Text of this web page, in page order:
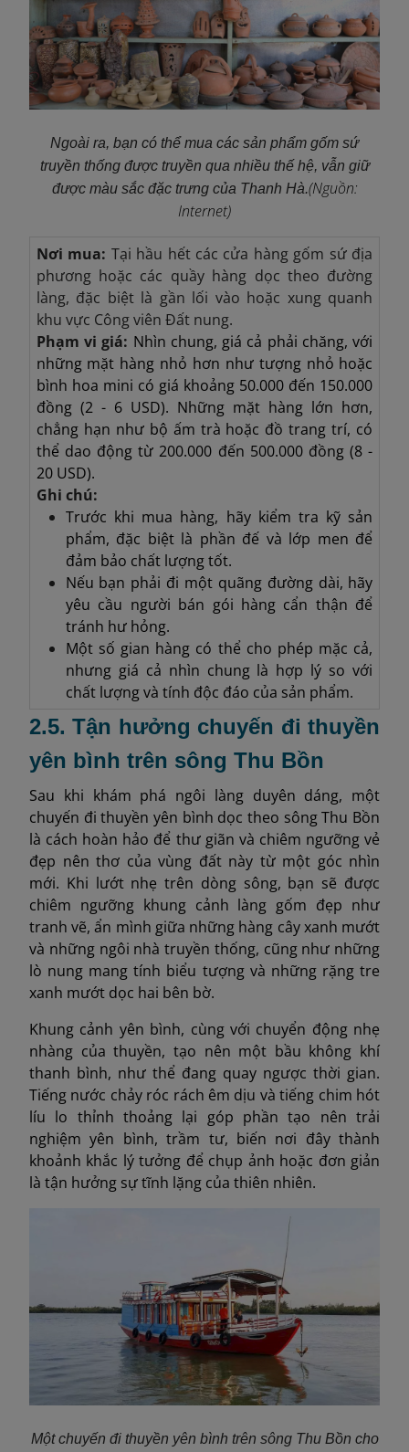
Ngoài ra, bạn có thể mua các sản phẩm gốm sứ
truyền thống được truyền qua nhiều thế hệ, vẫn giữ
được màu sắc đặc trưng của Thanh Hà.(Nguồn:
Internet)
Nơi mua: Tại hầu hết các cửa hàng gốm sứ địa
phương hoặc các quầy hàng dọc theo đường
làng, đặc biệt là gần lối vào hoặc xung quanh
khu vực Công viên Đất nung.
Phạm vi giá: Nhìn chung, giá cả phải chăng, với
những mặt hàng nhỏ hơn như tượng nhỏ hoặc
bình hoa mini có giá khoảng 50.000 đến 150.000
đồng (2 - 6 USD). Những mặt hàng lớn hơn,
chẳng hạn như bộ ấm trà hoặc đồ trang trí, có
thể dao động từ 200.000 đến 500.000 đồng (8 -
20 USD).
Ghi chú:
Trước khi mua hàng, hãy kiểm tra kỹ sản
phẩm, đặc biệt là phần đế và lớp men để
đảm bảo chất lượng tốt.
Nếu bạn phải đi một quãng đường dài, hãy
yêu cầu người bán gói hàng cẩn thận để
tránh hư hỏng.
Một số gian hàng có thể cho phép mặc cả,
nhưng giá cả nhìn chung là hợp lý so với
chất lượng và tính độc đáo của sản phẩm.
2.5. Tận hưởng chuyến đi thuyền
yên bình trên sông Thu Bồn
Sau khi khám phá ngôi làng duyên dáng, một
chuyến đi thuyền yên bình dọc theo sông Thu Bồn
là cách hoàn hảo để thư giãn và chiêm ngưỡng vẻ
đẹp nên thơ của vùng đất này từ một góc nhìn
mới. Khi lướt nhẹ trên dòng sông, bạn sẽ được
chiêm ngưỡng khung cảnh làng gốm đẹp như
tranh vẽ, ẩn mình giữa những hàng cây xanh mướt
và những ngôi nhà truyền thống, cũng như những
lò nung mang tính biểu tượng và những rặng tre
xanh mướt dọc hai bên bờ.
Khung cảnh yên bình, cùng với chuyển động nhẹ
nhàng của thuyền, tạo nên một bầu không khí
thanh bình, như thể đang quay ngược thời gian.
Tiếng nước chảy róc rách êm dịu và tiếng chim hót
líu lo thỉnh thoảng lại góp phần tạo nên trải
nghiệm yên bình, trầm tư, biến nơi đây thành
khoảnh khắc lý tưởng để chụp ảnh hoặc đơn giản
là tận hưởng sự tĩnh lặng của thiên nhiên.
Một chuyến đi thuyền yên bình trên sông Thu Bồn cho